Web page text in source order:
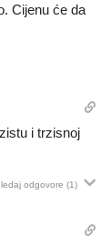
Cijenu će da
i trzisnoj
odgovore (1)